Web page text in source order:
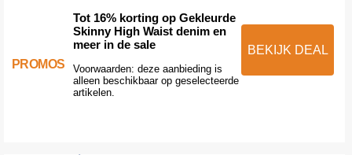
PROMOS
Tot 16% korting op Gekleurde
Skinny High Waist denim en
meer in de sale
Voorwaarden: deze aanbieding is
alleen beschikbaar op geselecteerde
artikelen.
BEKIJK DEAL